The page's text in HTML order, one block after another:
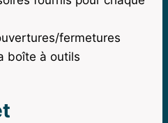
fermetures
boîte à outils